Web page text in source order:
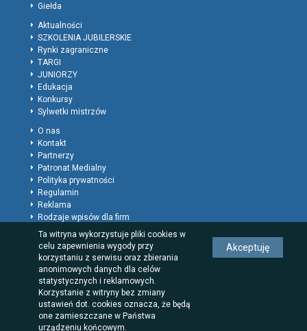
Giełda
Aktualności
SZKOLENIA JUBILERSKIE
Rynki zagraniczne
TARGI
JUNIORZY
Edukacja
Konkursy
Sylwetki mistrzów
O nas
Kontakt
Partnerzy
Patronat Medialny
Polityka prywatności
Regulamin
Reklama
Rodzaje wpisów dla firm
Ta witryna wykorzystuje pliki cookies w
celu zapewnienia wygody przy
korzystaniu z serwisu oraz zbierania
anonimowych danych dla celów
statystycznych i reklamowych.
Korzystanie z witryny bez zmiany
ustawień dot. cookies oznacza, że będą
one zamieszczane w Państwa
urządzeniu końcowym.
Akceptuję